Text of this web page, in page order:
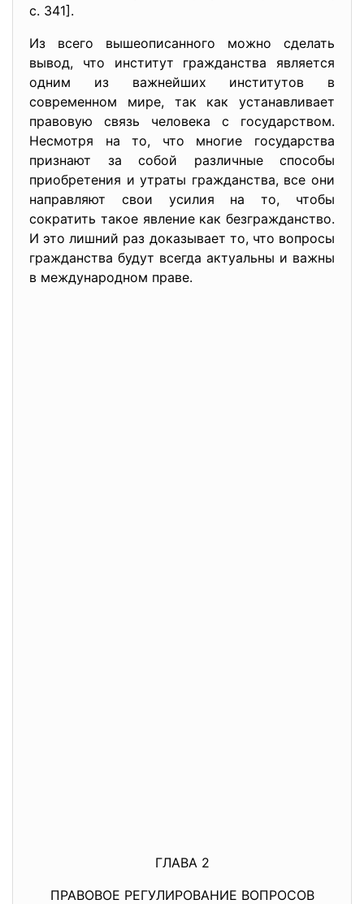
с. 341].
Из всего вышеописанного можно сделать
вывод, что институт гражданства является
одним из важнейших институтов в
современном мире, так как устанавливает
правовую связь человека с государством.
Несмотря на то, что многие государства
признают за собой различные способы
приобретения и утраты гражданства, все они
направляют свои усилия на то, чтобы
сократить такое явление как безгражданство.
И это лишний раз доказывает то, что вопросы
гражданства будут всегда актуальны и важны
в международном праве.
ГЛАВА 2
ПРАВОВОЕ РЕГУЛИРОВАНИЕ ВОПРОСОВ